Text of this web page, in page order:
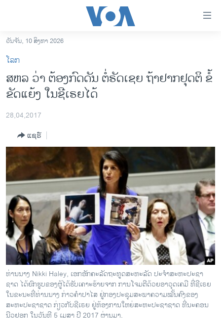
ເຂົ້າ
ຫາ
ຂ້າມ
ຂ້າມ
ຫາ
ອາເມຣິກາ
ຂ່າວ​ຈີນ
ໂລກ
ເອເຊຍ
ອິດສະຫຼະພາບດ້ານການຂ່າວ
ຊີວິດຊາວລາວ
ຊຸມຊົນຊາວລາວ
ວິທະຍາສາດ-ເທັກໂນໂລຈີ
ທຸລະກິດ
ພາສາອັງກິດ
ວີດີໂອ
ສຽງ
ລາຍການກະຈາຍສຽງ
ວັນຈັນ, 10 ສິງຫາ 2026
ໂລກ
ສຫລ ວ່າ ຕ້ອງກົດດັນ ຕໍ່ຣັດເຊຍ ຖ້າຢາກຢຸດຕິ ຂໍ້
ຂັດແຍ້ງ ໃນຊີເຣຍໄດ້
28,04,2017
ແຊຣ໌
ທ່ານ​ນາງ Nikki Haley, ເອກ​ອັກຄະ​ລັດຖະທູດ​ສະຫະລັດ ປະຈຳ​ສະຫະ​ປະຊາ​
ຊາດ ໄດ້ຍົກຮູບຂອງຜູ້ໄດ້ຮັບເຄາະຮ້າຍຈາກ ການໂຈມຕີດ້ວຍອາວຸດເຄມີ ທີ່ຊີເຣຍ
ໃນຂະນະທີ່ທ່ານນາງ ກ່າວຄໍາປາໄສ ຢູ່ກອງ​ປະຊຸມ​ ສະພາ​ຄວາມ​ໝັ້ນຄົງຂອງ
ສະຫະປະຊາຊາດ ກ່ຽວກັບຊີເຣຍ ຢູ່ຫ້ອງການໃຫຍ່ສະຫະປະຊາຊາດ ທີ່ນະຄອນ
ນີວຢອກ ໃນວັນທີ 5 ເມສາ ປີ 2017 ຜ່ານມາ.